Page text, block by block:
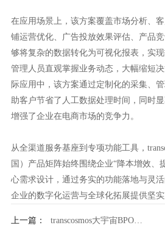
在应用场景上，该方案覆盖市场分析、
铺运营优化、广告投放效果评估、产品
够将复杂的数据转化为可视化报表，实
管理人员直观掌握业务动态，大幅缩短决
际应用中，该方案通过定制化的采集、
助客户节省了人工数据处理时间，同时
增强了企业在电商市场的竞争力。
从全渠道服务基座到专项功能工具，
国）产品矩阵始终围绕企业“降本增效、
心需求设计，通过务实的功能落地与灵
企业的数字化运营与全球化拓展提供坚实
上一篇：
transcosmos大宇宙BPO破解企业出海痛点，筑牢全球化服务根基